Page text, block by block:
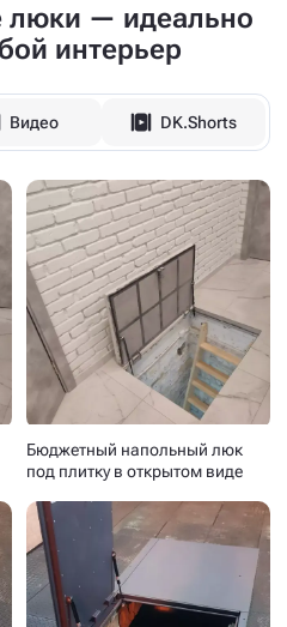
— идеально
интерьер
Видео DK.Shorts
Бюджетный напольный люк
под плитку в открытом виде